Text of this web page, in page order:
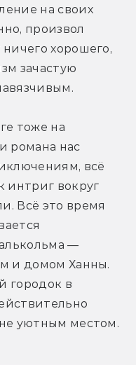
на своих
произвол
хорошего,
зачастую
тоже на
романа нас
всё
интриг вокруг
Всё это время
—
и домом Ханны.
городок в
уютным местом.